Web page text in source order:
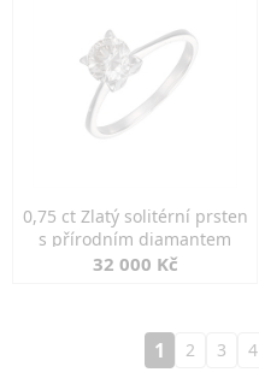
0,75 ct Zlatý solitérní prsten
s přírodním diamantem
32 000 Kč
1 2 3 4